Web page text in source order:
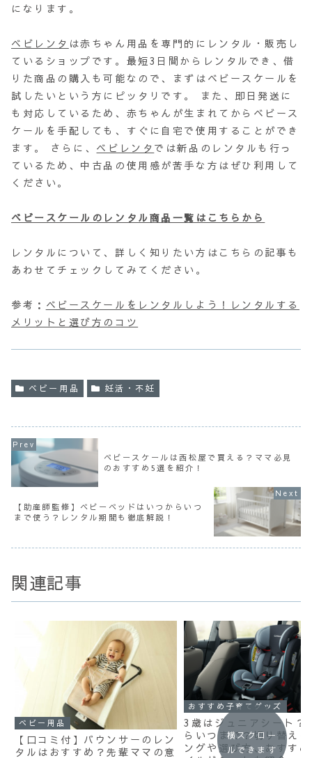
になります。
ベビレンタ は赤ちゃん用品を専門的にレンタル・販売し
ているショップです。最短3日間からレンタルでき、借
りた商品の購入も可能なので、まずはベビースケールを
試したいという方にピッタリです。 また、即日発送に
も対応しているため、赤ちゃんが生まれてからベビース
ケールを手配しても、すぐに自宅で使用することができ
ます。 さらに、 ベビレンタ では新品のレンタルも行っ
ているため、中古品の使用感が苦手な方はぜひ利用して
ください。
ベビースケールのレンタル商品一覧はこちらから
レンタルについて、詳しく知りたい方はこちらの記事も
あわせてチェックしてみてください。
参考： ベビースケールをレンタルしよう！レンタルする
メリットと選び方のコツ
ベビー用品 妊活・不妊
ベビースケールは西松屋で買える？ママ必見
のおすすめ5選を紹介！
【助産師監修】ベビーベッドはいつからいつ
まで使う？レンタル期間も徹底解説！
関連記事
ベビー用品
【口コミ付】バウンサーのレン
タルはおすすめ？先輩ママの意
おすすめ子育てグッズ
3歳はジュニアシート？
らいつまで？切り替え
ングや選び方、おすす
横スクロー
ルできます